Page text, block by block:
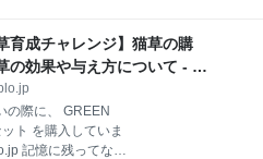
み込めた ブログを始
しても何故そんな時
をあげてますか？ ご回答・サプリメン
のサプリメントは？ 猫のサプリメント
する際には、かかりつけ医への相談は
ントをあげてますか？ 猫にサプリメ
位の猫を譲渡会で譲り受ける予定で
合、どんなのをあげていますか？ ま
育成チャレンジ】猫草の購
の効果や与え方について - 保
の際に、 GREEN
ト を購入していま
記憶に残ってない